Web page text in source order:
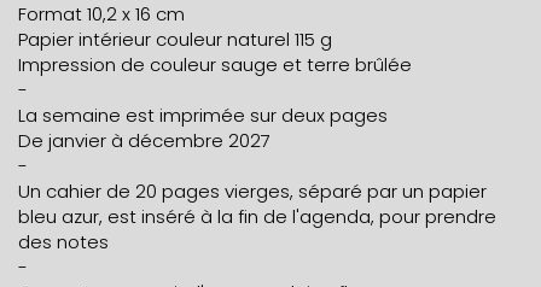
Format 10,2 x 16 cm
Papier intérieur couleur naturel 115 g
Impression de couleur sauge et terre brûlée
-
La semaine est imprimée sur deux pages
De janvier à décembre 2027
-
Un cahier de 20 pages vierges, séparé par un papier
bleu azur, est inséré à la fin de l'agenda, pour prendre
des notes
-